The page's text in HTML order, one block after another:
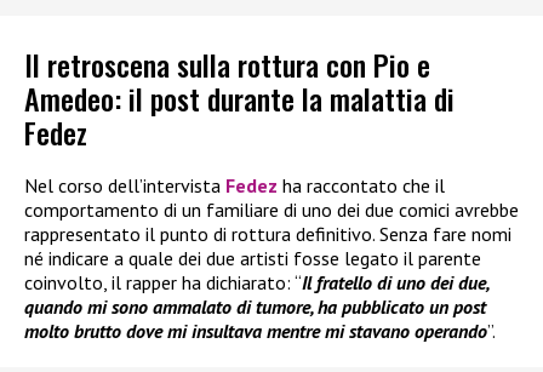
Il retroscena sulla rottura con Pio e
Amedeo: il post durante la malattia di
Fedez
Nel corso dell’intervista Fedez ha raccontato che il
comportamento di un familiare di uno dei due comici avrebbe
rappresentato il punto di rottura definitivo. Senza fare nomi
né indicare a quale dei due artisti fosse legato il parente
coinvolto, il rapper ha dichiarato: “Il fratello di uno dei due,
quando mi sono ammalato di tumore, ha pubblicato un post
molto brutto dove mi insultava mentre mi stavano operando”.